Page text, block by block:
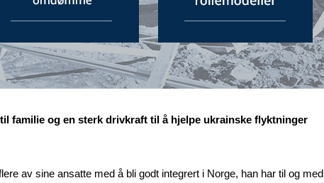
familie og en sterk drivkraft til å hjelpe ukrainske flyktninger
av sine ansatte med å bli godt integrert i Norge, han har til og med